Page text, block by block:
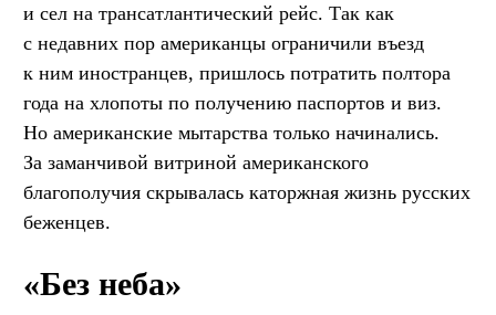
и сел на трансатлантический рейс. Так как
с недавних пор американцы ограничили въезд
к ним иностранцев, пришлось потратить полтора
года на хлопоты по получению паспортов и виз.
Но американские мытарства только начинались.
За заманчивой витриной американского
благополучия скрывалась каторжная жизнь русских
беженцев.
«Без неба»